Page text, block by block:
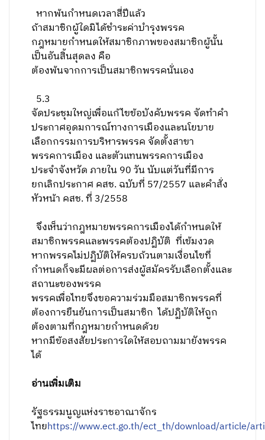
หากพ้นกำหนดเวลาสี่ปีแล้ว
ถ้าสมาชิกผู้ใดมิได้ชำระค่าบำรุงพรรค
กฎหมายกำหนดให้สมาชิกภาพของสมาชิกผู้นั้น
เป็นอันสิ้นสุดลง คือ
ต้องพ้นจากการเป็นสมาชิกพรรคนั่นเอง
5.3
จัดประชุมใหญ่เพื่อแก้ไขข้อบังคับพรรค จัดทำคำ
ประกาศอุดมการณ์ทางการเมืองและนโยบาย
เลือกกรรมการบริหารพรรค จัดตั้งสาขา
พรรคการเมือง และตัวแทนพรรคการเมือง
ประจำจังหวัด ภายใน90 วัน นับแต่วันที่มีการ
ยกเลิกประกาศ คสช. ฉบับที่ 57/2557 และคำสั่ง
หัวหน้า คสช. ที่ 3/2558
จึงเห็นว่ากฎหมายพรรคการเมืองได้กำหนดให้
สมาชิกพรรคและพรรคต้องปฏิบัติ ที่เข้มงวด
หากพรรคไม่ปฏิบัติให้ครบถ้วนตามเงื่อนไขที่
กำหนดก็จะมีผลต่อการส่งผู้สมัครรับเลือกตั้งและ
สถานะของพรรค
พรรคเพื่อไทยจึงขอความร่วมมือสมาชิกพรรคที่
ต้องการยืนยันการเป็นสมาชิก ได้ปฏิบัติให้ถูก
ต้องตามที่กฎหมายกำหนดด้วย
หากมีข้อสงสัยประการใดให้สอบถามมายังพรรค
ได้
อ่านเพิ่มเติม
รัฐธรรมนูญแห่งราชอาณาจักร
ไทยhttps://www.ect.go.th/ect_th/download/article/